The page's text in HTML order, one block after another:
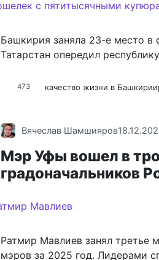
Башкирия заняла 23-е место в
Татарстан опередил
473 качество жизни в Башкирии
Вячеслав Шамшияров
Мэр Уфы вошел в
градоначальников
Ратмир Мавлиев занял третье
мэров за 2025 год. Лидерами